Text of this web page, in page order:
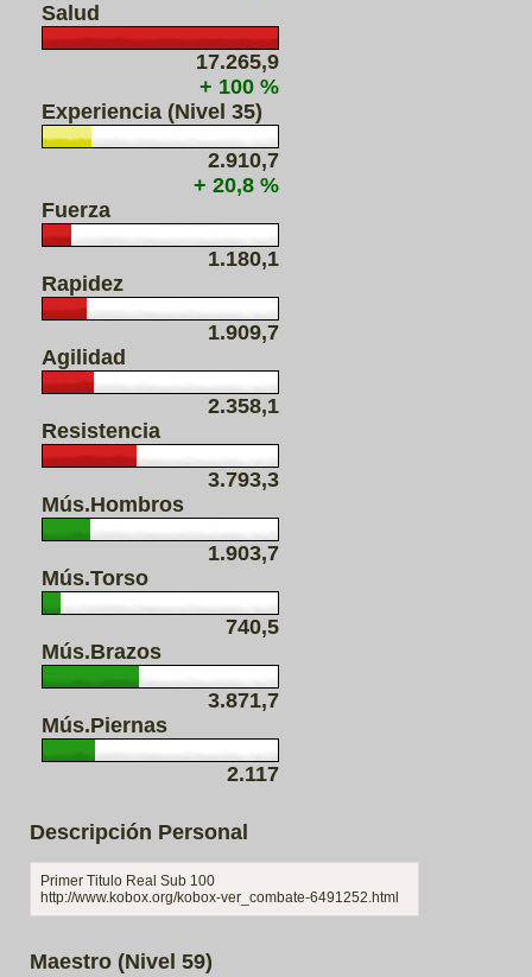
Salud
17.265,9
+ 100 %
Experiencia (Nivel 35)
2.910,7
+ 20,8 %
Fuerza
1.180,1
Rapidez
1.909,7
Agilidad
2.358,1
Resistencia
3.793,3
Mús.Hombros
1.903,7
Mús.Torso
740,5
Mús.Brazos
3.871,7
Mús.Piernas
2.117
Descripción Personal
Primer Titulo Real Sub 100
http://www.kobox.org/kobox-ver_combate-6491252.html
Maestro (Nivel 59)